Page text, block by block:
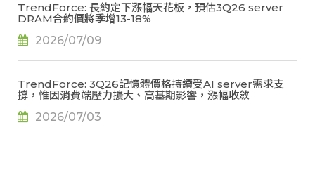
TrendForce: 長約定下漲幅天花板，預估3Q26 server
DRAM合約價將季增13-18%
2026/07/09
TrendForce: 3Q26記憶體價格持續受AI server需求支
撐，惟因消費端壓力擴大、高基期影響，漲幅收斂
2026/07/03